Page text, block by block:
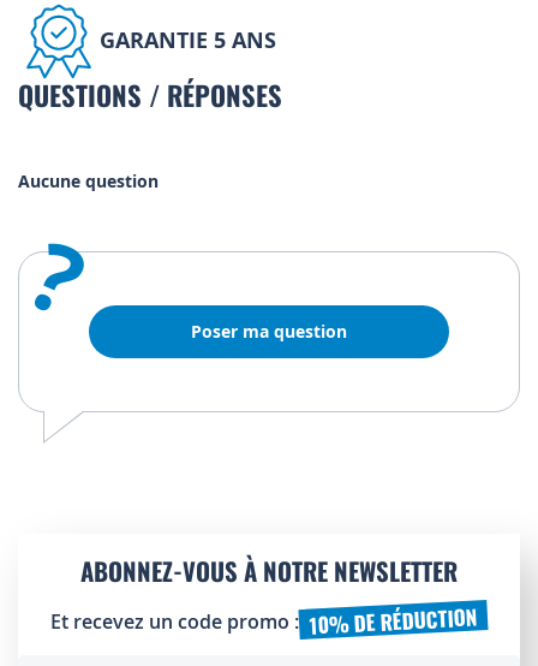
GARANTIE 5 ANS
QUESTIONS / RÉPONSES
Aucune question
? Poser ma question
ABONNEZ-VOUS À NOTRE NEWSLETTER
Et recevez un code promo : 10% DE RÉDUCTION